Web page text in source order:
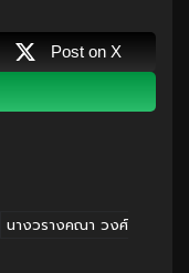
Post on X
นางวรางคณา วงศ์